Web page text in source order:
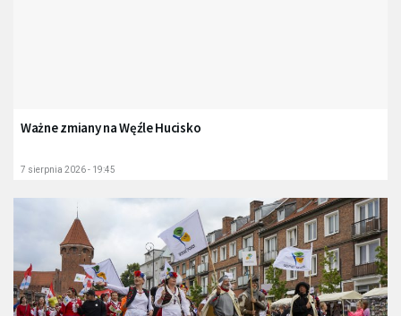
Ważne zmiany na Węźle Hucisko
7 sierpnia 2026 - 19:45